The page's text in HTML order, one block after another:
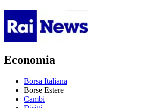
Economia
Borsa Italiana
Borse Estere
Cambi